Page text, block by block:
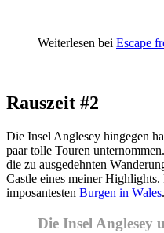
Weiterlesen bei Escape
Rauszeit #2
Die Insel Anglesey hingegen
paar tolle Touren
die zu ausgedehnten
Castle eines meiner
imposantesten Burgen in Wales.
Die Insel Anglesey